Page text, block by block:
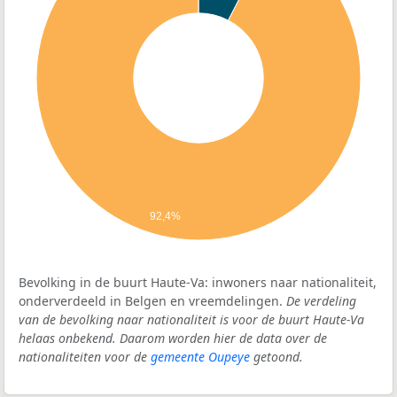
92,4%
Bevolking in de buurt Haute-Va: inwoners naar nationaliteit,
onderverdeeld in Belgen en vreemdelingen. De verdeling
van de bevolking naar nationaliteit is voor de buurt Haute-Va
helaas onbekend. Daarom worden hier de data over de
nationaliteiten voor de gemeente Oupeye getoond.